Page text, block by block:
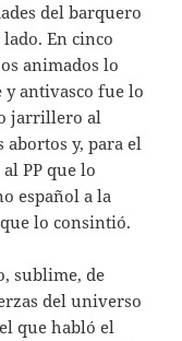
del barquero
En cinco
animados lo
y antivasco fue lo
jarrillero al
abortos y, para el
PP que lo
español a la
lo consintió.
sublime, de
del universo
que habló el